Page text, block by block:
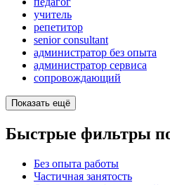
учитель
репетитор
senior consultant
администратор без опыта
администратор сервиса
сопровождающий
Показать ещё
Быстрые фильтры
Без опыта работы
Частичная занятость